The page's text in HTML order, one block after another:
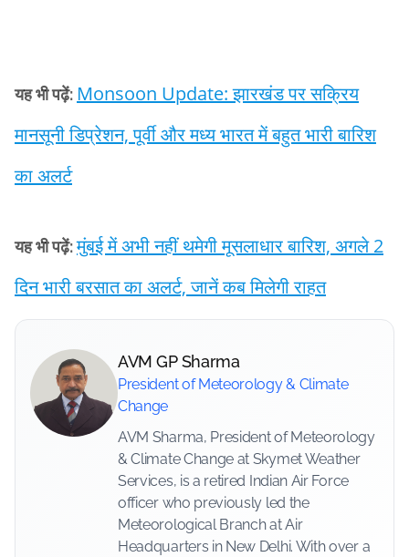
यह भी पढ़ें: Monsoon Update: झारखंड पर सक्रिय
मानसूनी डिप्रेशन, पूर्वी और मध्य भारत में बहुत भारी बारिश
का अलर्ट
यह भी पढ़ें:मुंबई में अभी नहीं थमेगी मूसलाधार बारिश, अगले 2
दिन भारी बरसात का अलर्ट, जानें कब मिलेगी राहत
AVM GP Sharma
President of Meteorology & Climate
Change
AVM Sharma, President of Meteorology
& Climate Change at Skymet Weather
Services, is a retired Indian Air Force
officer who previously led the
Meteorological Branch at Air
Headquarters in New Delhi. With over a